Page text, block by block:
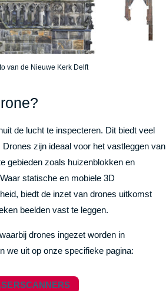
van de Nieuwe Kerk Delft
de lucht te inspecteren. Dit biedt veel
zijn ideaal voor het vastleggen van
gebieden zoals huizenblokken en
statische en mobiele 3D
biedt de inzet van drones uitkomst
beelden vast te leggen.
drones ingezet worden in
we uit op onze specifieke pagina: